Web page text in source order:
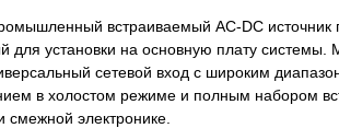
встраиваемый AC-DC источник
для установки на основную плату
сетевой вход с широким
в холостом режиме и полным набором
электронике.